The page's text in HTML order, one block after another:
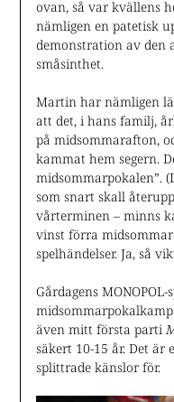
ovan, så var kvällens
nämligen en patetisk
demonstration av den
småsinthet.
Martin har nämligen
att det, i hans familj,
på midsommarafton,
kammat hem segern.
midsommarpokalen”.
som snart skall
vårterminen – minns
vinst förra
spelhändelser. Ja, så
Gårdagens
även mitt första parti
säkert 10-15 år. Det är
splittrade känslor för.